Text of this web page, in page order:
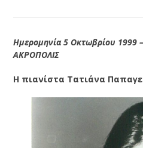
Ημερομηνία 5 Οκτωβρίου
ΑΚΡΟΠΟΛΙΣ
Η πιανίστα Τατιάνα